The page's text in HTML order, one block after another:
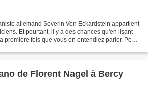
allemand Severin Von Eckardstein appartient
Et pourtant, il y a des chances qu'en lisant
première fois que vous en entendiez parler. Pour
de Florent Nagel à Bercy